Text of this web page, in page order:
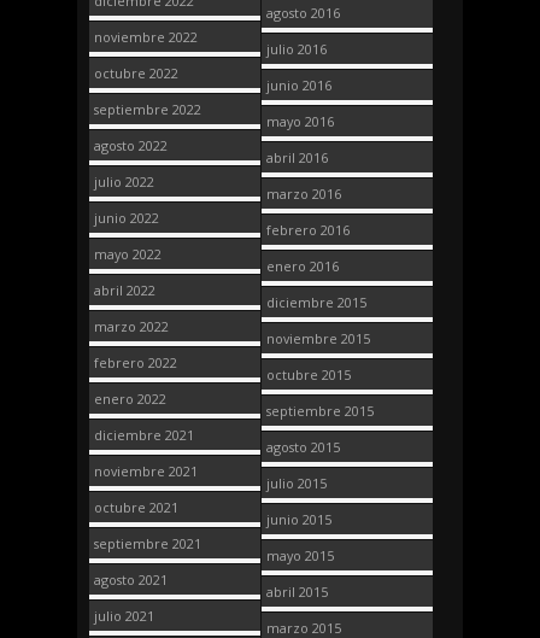
noviembre 2022
octubre 2022
septiembre 2022
agosto 2022
julio 2022
junio 2022
mayo 2022
abril 2022
marzo 2022
febrero 2022
enero 2022
diciembre 2021
noviembre 2021
octubre 2021
septiembre 2021
agosto 2021
julio 2021
agosto 2016
julio 2016
junio 2016
mayo 2016
abril 2016
marzo 2016
febrero 2016
enero 2016
diciembre 2015
noviembre 2015
octubre 2015
septiembre 2015
agosto 2015
julio 2015
junio 2015
mayo 2015
abril 2015
marzo 2015